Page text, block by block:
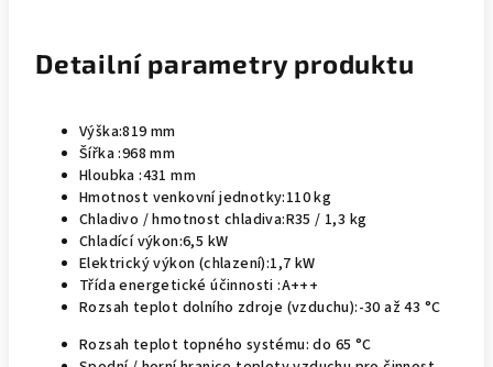
Detailní parametry produktu
Výška:819 mm
Šířka :968 mm
Hloubka :431 mm
Hmotnost venkovní jednotky:110 kg
Chladivo / hmotnost chladiva:R35 / 1,3 kg
Chladící výkon:6,5 kW
Elektrický výkon (chlazení):1,7 kW
Třída energetické účinnosti :A+++
Rozsah teplot dolního zdroje (vzduchu):-30 až 43 °C
Rozsah teplot topného systému:do 65 °C